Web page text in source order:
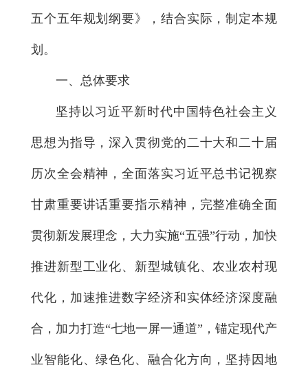
五个五年规划纲要》，结合实际，制定本规
划。
一、总体要求
坚持以习近平新时代中国特色社会主义
思想为指导，深入贯彻党的二十大和二十届
历次全会精神，全面落实习近平总书记视察
甘肃重要讲话重要指示精神，完整准确全面
贯彻新发展理念，大力实施“五强”行动，加快
推进新型工业化、新型城镇化、农业农村现
代化，加速推进数字经济和实体经济深度融
合，加力打造“七地一屏一通道”，锚定现代产
业智能化、绿色化、融合化方向，坚持因地